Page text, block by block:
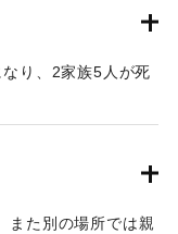
り、2家族5人が死
また別の場所では親